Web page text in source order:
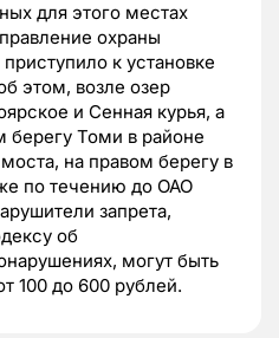
для этого местах
охраны
к установке
этом, возле озер
и Сенная курья, а
берегу Томи в районе
на правом берегу в
по течению до ОАО
запрета,
об
могут быть
100 до 600 рублей.